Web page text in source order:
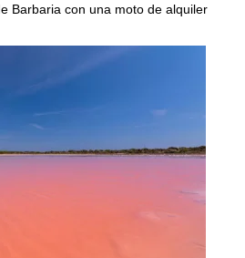
Barbaria con una moto de alquiler